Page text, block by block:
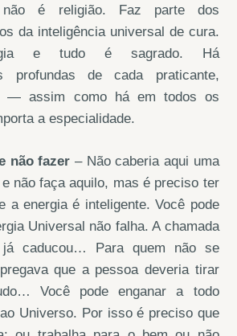
não é religião. Faz parte dos
da inteligência universal de cura.
e tudo é sagrado. Há
profundas de cada praticante,
— assim como há em todos os
a especialidade.
não fazer – Não caberia aqui uma
não faça aquilo, mas é preciso ter
a energia é inteligente. Você pode
Universal não falha. A chamada
já caducou… Para quem não se
que a pessoa deveria tirar
Você pode enganar a todo
Universo. Por isso é preciso que